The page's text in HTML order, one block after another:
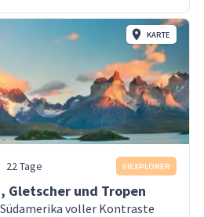
KARTE
22 Tage VIEXPLORER
Gletscher und Tropen
voller Kontraste